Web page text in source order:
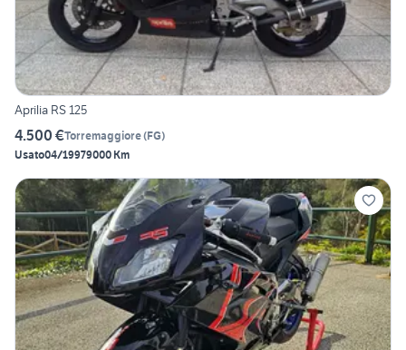
Aprilia RS 125
4.500 €Torremaggiore(FG)
Usato04/19979000 Km